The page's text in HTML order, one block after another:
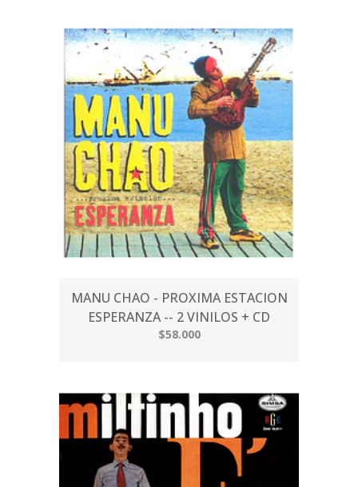
MANU CHAO - PROXIMA ESTACION
ESPERANZA -- 2 VINILOS + CD
$58.000